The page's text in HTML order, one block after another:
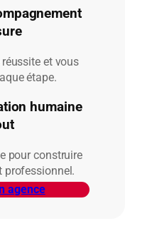
et vous
étape.
humaine
pour construire
professionnel.
agence